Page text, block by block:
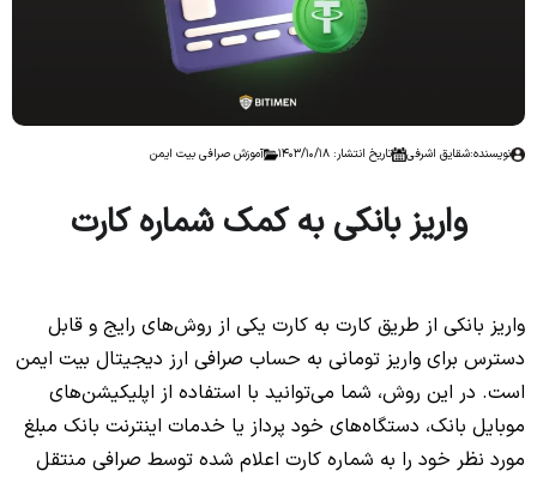
نویسنده:شقایق اشرفی تاریخ انتشار: 1403/10/18 آموزش صرافی بیت ایمن
واریز بانکی به کمک شماره کارت
واریز بانکی از طریق کارت به کارت یکی از روش‌های رایج و قابل
دسترس برای واریز تومانی به حساب صرافی‌ ارز دیجیتال بیت ایمن
است. در این روش، شما می‌توانید با استفاده از اپلیکیشن‌های
موبایل بانک، دستگاه‌های خود پرداز یا خدمات اینترنت بانک مبلغ
مورد نظر خود را به شماره کارت اعلام شده توسط صرافی منتقل